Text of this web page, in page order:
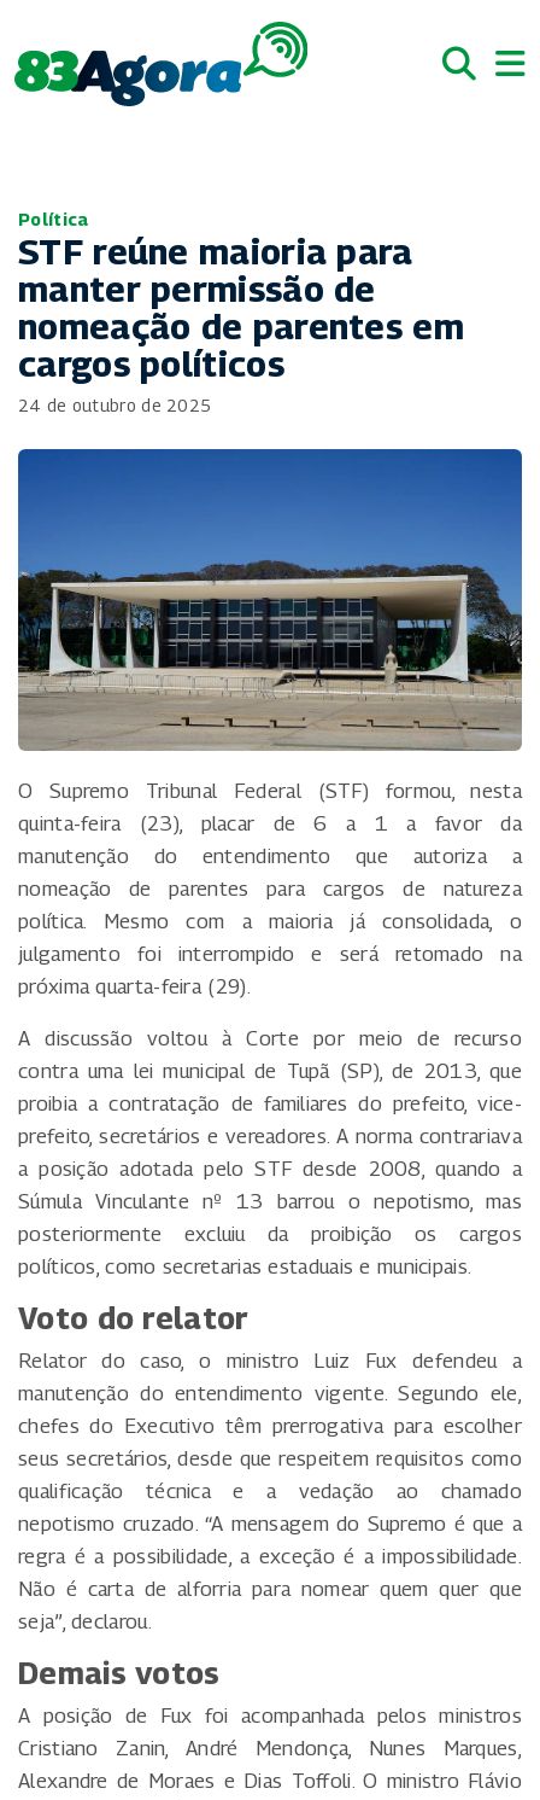
Política
STF reúne maioria para
manter permissão de
nomeação de parentes em
cargos políticos
24 de outubro de 2025
O Supremo Tribunal Federal (STF) formou, nesta
quinta-feira (23), placar de 6 a 1 a favor da
manutenção do entendimento que autoriza a
nomeação de parentes para cargos de natureza
política. Mesmo com a maioria já consolidada, o
julgamento foi interrompido e será retomado na
próxima quarta-feira (29).
A discussão voltou à Corte por meio de recurso
contra uma lei municipal de Tupã (SP), de 2013, que
proibia a contratação de familiares do prefeito, vice-
prefeito, secretários e vereadores. A norma contrariava
a posição adotada pelo STF desde 2008, quando a
Súmula Vinculante nº 13 barrou o nepotismo, mas
posteriormente excluiu da proibição os cargos
políticos, como secretarias estaduais e municipais.
Voto do relator
Relator do caso, o ministro Luiz Fux defendeu a
manutenção do entendimento vigente. Segundo ele,
chefes do Executivo têm prerrogativa para escolher
seus secretários, desde que respeitem requisitos como
qualificação técnica e a vedação ao chamado
nepotismo cruzado. “A mensagem do Supremo é que a
regra é a possibilidade, a exceção é a impossibilidade.
Não é carta de alforria para nomear quem quer que
seja”, declarou.
Demais votos
A posição de Fux foi acompanhada pelos ministros
Cristiano Zanin, André Mendonça, Nunes Marques,
Alexandre de Moraes e Dias Toffoli. O ministro Flávio